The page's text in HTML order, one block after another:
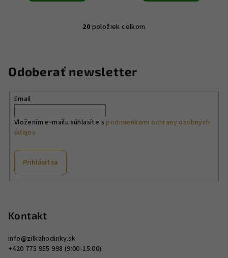
O
á
d
a
e
y
20 položiek celkom
Odoberať newsletter
Email
Vložením e-mailu súhlasíte spodmienkami ochrany osobných
údajov
Prihlásiť sa
Kontakt
info@zilkahodinky.sk
+420 775 955 998 (9:00-15:00)